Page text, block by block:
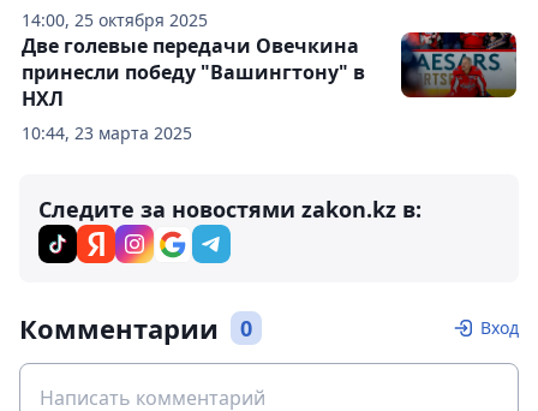
14:00, 25 октября 2025
10:44, 23 марта 2025
Две голевые передачи Овечкина
принесли победу "Вашингтону" в
НХЛ
Следите за новостями zakon.kz в:
Комментарии 0 Вход